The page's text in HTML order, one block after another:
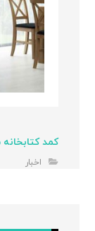
کمد
اخبار